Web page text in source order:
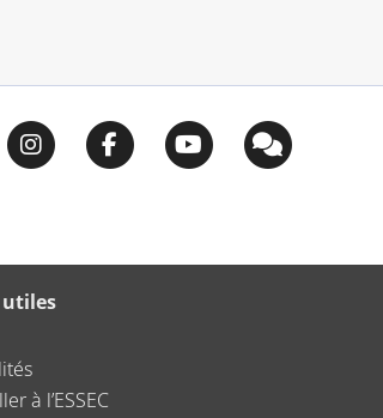
utiles
à l’ESSEC